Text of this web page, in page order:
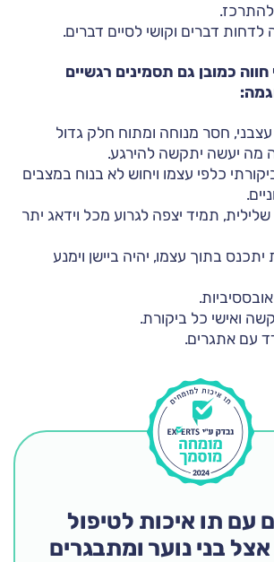
לדחות דברים וקושי לסיים דברים.
כמובן גם תסמינים רגשיים
עצבני, חסר מנוחה ומתוח חלק גדול
מה יעשה יתקשה להירגע.
כלפי עצמו ויחוש לא בנוח במצבים
תמיד יצפה לגרוע מכל וידאג יתר
בתוך עצמו, יהיה ביישן וימנע
ואישי כל ביקורת.
עם אתגרים.
עם תו איכות לטיפול
בני נוער ומתבגרים